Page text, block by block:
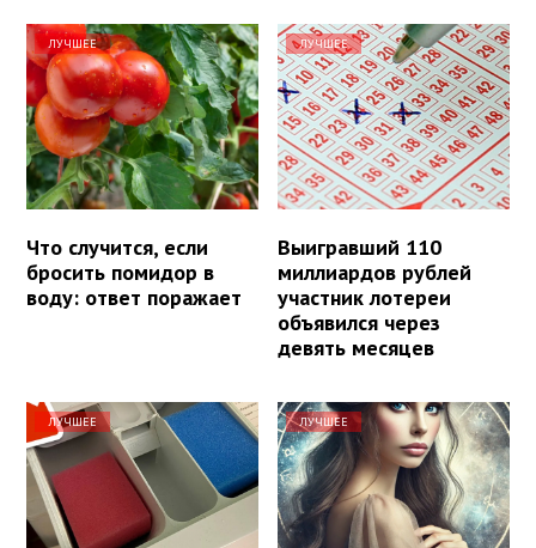
ЛУЧШЕЕ
Что случится, если
бросить помидор в
воду: ответ поражает
ЛУЧШЕЕ
Выигравший 110
миллиардов рублей
участник лотереи
объявился через
девять месяцев
ЛУЧШЕЕ ЛУЧШЕЕ